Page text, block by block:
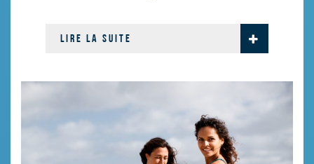
LIRE LA SUITE